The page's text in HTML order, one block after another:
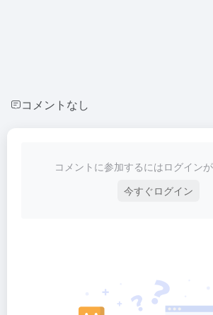
コメントなし
コメントに参加するにはログイン
今すぐログイン